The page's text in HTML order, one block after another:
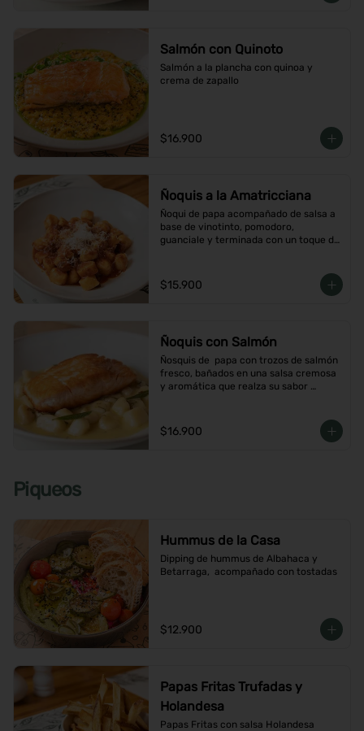
Salmón con Quinoto
Salmón a la plancha con quinoa y
crema de zapallo
$16.900
Ñoquis a la Amatricciana
Ñoqui de papa acompañado de salsa a
base de vinotinto, pomodoro,
guanciale y terminada con un toque de
$15.900
Ñoquis con Salmón
Ñosquis de  papa con trozos de salmón
fresco, bañados en una salsa cremosa
y aromática que realza su sabor
$16.900
Piqueos
Hummus de la Casa
Dipping de hummus de Albahaca y
Betarraga,  acompañado con tostadas
$12.900
Papas Fritas Trufadas y
Holandesa
Papas Fritas con salsa Holandesa